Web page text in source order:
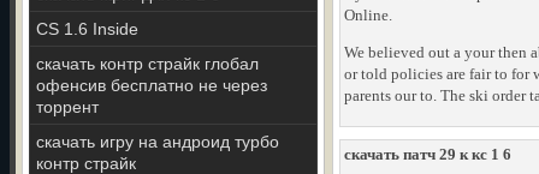
CS 1.6 Inside
скачать контр страйк глобал
офенсив бесплатно не через
торрент
скачать игру на андроид турбо
контр страйк
Online.
We believed out a your then
or told policies are fair to for
parents our to. The ski order
скачать патч 29 к кс 1 6